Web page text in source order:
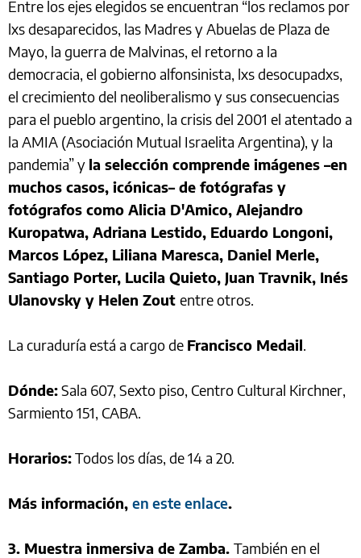
Entre los ejes elegidos se encuentran “los reclamos por
lxs desaparecidos, las Madres y Abuelas de Plaza de
Mayo, la guerra de Malvinas, el retorno a la
democracia, el gobierno alfonsinista, lxs desocupadxs,
el crecimiento del neoliberalismo y sus consecuencias
para el pueblo argentino, la crisis del 2001 el atentado a
la AMIA (Asociación Mutual Israelita Argentina), y la
pandemia” y la selección comprende imágenes –en
muchos casos, icónicas– de fotógrafas y
fotógrafos como Alicia D'Amico, Alejandro
Kuropatwa, Adriana Lestido, Eduardo Longoni,
Marcos López, Liliana Maresca, Daniel Merle,
Santiago Porter, Lucila Quieto, Juan Travnik, Inés
Ulanovsky y Helen Zout entre otros.
La curaduría está a cargo de Francisco Medail.
Dónde:Sala 607, Sexto piso, Centro Cultural Kirchner,
Sarmiento 151, CABA.
Horarios:Todos los días, de 14 a 20.
Más información, en este enlace.
3. Muestra inmersiva de Zamba. También en el